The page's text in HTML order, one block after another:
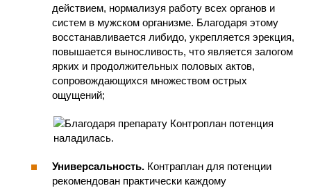
действием, нормализуя работу всех органов и
систем в мужском организме. Благодаря этому
восстанавливается либидо, укрепляется эрекция,
повышается выносливость, что является залогом
ярких и продолжительных половых актов,
сопровождающихся множеством острых
ощущений;
Универсальность. Контраплан для потенции
рекомендован практически каждому